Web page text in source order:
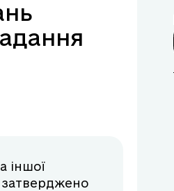
іншої
затверджено